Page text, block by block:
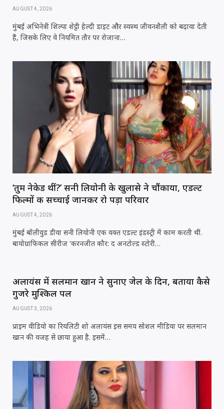
AUGUST 4, 2026
मुंबई अभिनेत्री शिल्पा शेट्टी हेल्दी डाइट और स्वस्थ जीवनशैली को बढ़ावा देती
हैं, जिसके लिए वे नियमित तौर पर रोजाना…
‘तुम नेकेड थीं?’ सनी लियोनी के खुलासे ने चौंकाया, एडल्ट
फिल्मों की सच्चाई जानकर रो पड़ा परिवार
AUGUST 4, 2026
मुंबई बॉलीवुड डीवा सनी लियोनी एक वक्त एडल्ट इंडस्ट्री में काम करती थीं.
बायोग्राफिकल सीरीज 'करनजीत कौर: द अनटोल्ड स्टोरी…
अलायंस में सलमान खान ने सुनाए जेल के दिन, बताया कैसे
गुजरे मुश्किल पल
AUGUST 3, 2026
प्राइम वीडियो का रियलिटी शो अलायंस इस समय सोशल मीडिया पर सलमान
खान की वजह से छाया हुआ है. इसमें…